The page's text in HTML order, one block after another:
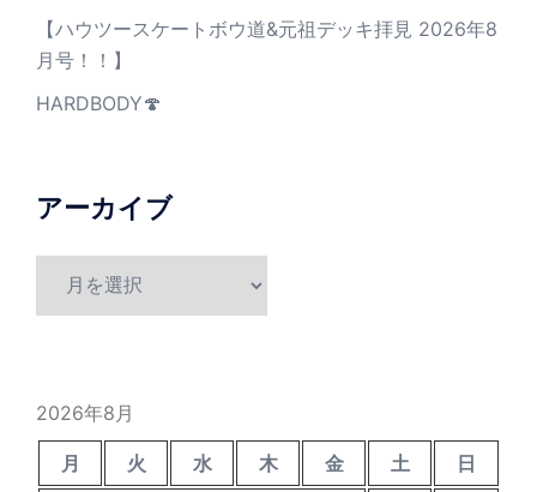
【ハウツースケートボウ道&元祖デッキ拝見 2026年8
月号！！】
HARDBODY🍄
アーカイブ
2026年8月
月 火 水 木 金 土
日